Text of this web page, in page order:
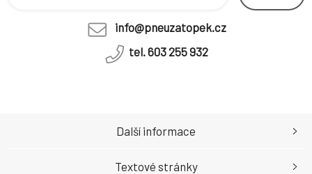
info@pneuzatopek.cz
tel. 603 255 932
Další informace
Textové stránky